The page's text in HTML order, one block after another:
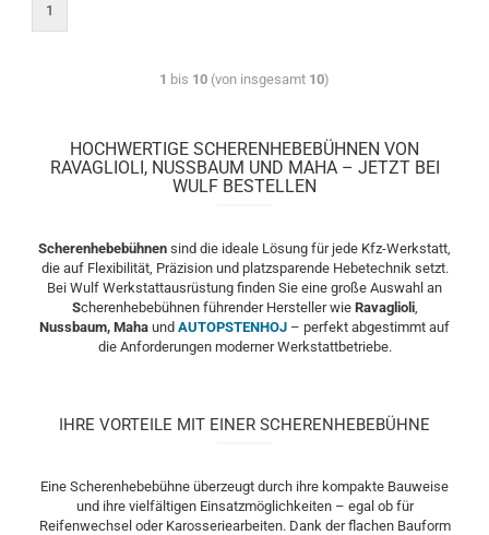
1
1 bis 10 (von insgesamt 10)
HOCHWERTIGE SCHERENHEBEBÜHNEN VON
RAVAGLIOLI, NUSSBAUM UND MAHA – JETZT BEI
WULF BESTELLEN
Scherenhebebühnen sind die ideale Lösung für jede Kfz-Werkstatt,
die auf Flexibilität, Präzision und platzsparende Hebetechnik setzt.
Bei Wulf Werkstattausrüstung finden Sie eine große Auswahl an
Scherenhebebühnen führender Hersteller wie Ravaglioli,
Nussbaum, Maha und AUTOPSTENHOJ – perfekt abgestimmt auf
die Anforderungen moderner Werkstattbetriebe.
IHRE VORTEILE MIT EINER SCHERENHEBEBÜHNE
Eine Scherenhebebühne überzeugt durch ihre kompakte Bauweise
und ihre vielfältigen Einsatzmöglichkeiten – egal ob für
Reifenwechsel oder Karosseriearbeiten. Dank der flachen Bauform